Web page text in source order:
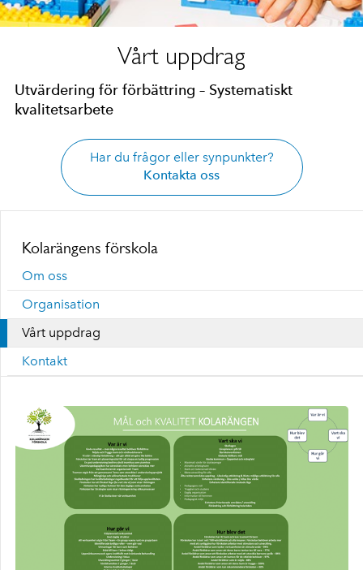
Vårt uppdrag
Utvärdering för förbättring – Systematiskt
kvalitetsarbete
Har du frågor eller synpunkter?
Kontakta oss
Kolarängens förskola
Om oss
Organisation
Vårt uppdrag
Kontakt